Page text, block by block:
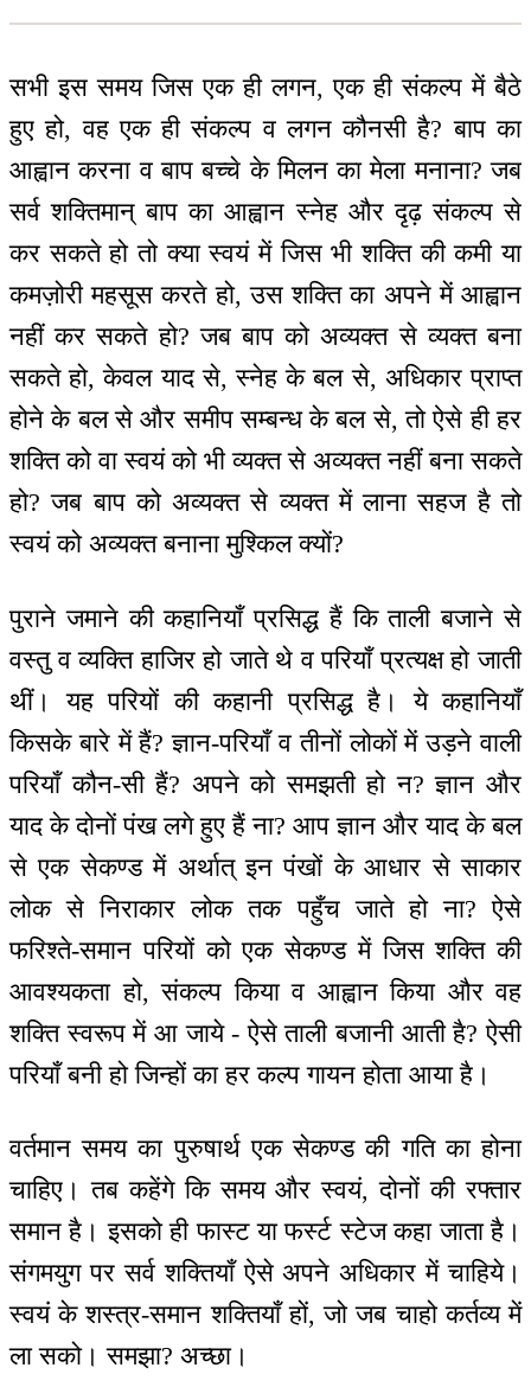
सभी इस समय जिस एक ही लगन, एक ही संकल्प में बैठे
हुए हो, वह एक ही संकल्प व लगन कौनसी है? बाप का
आह्वान करना व बाप बच्चे के मिलन का मेला मनाना? जब
सर्व शक्तिमान् बाप का आह्वान स्नेह और दृढ़ संकल्प से
कर सकते हो तो क्या स्वयं में जिस भी शक्ति की कमी या
कमज़ोरी महसूस करते हो, उस शक्ति का अपने में आह्वान
नहीं कर सकते हो? जब बाप को अव्यक्त से व्यक्त बना
सकते हो, केवल याद से, स्नेह के बल से, अधिकार प्राप्त
होने के बल से और समीप सम्बन्ध के बल से, तो ऐसे ही हर
शक्ति को वा स्वयं को भी व्यक्त से अव्यक्त नहीं बना सकते
हो? जब बाप को अव्यक्त से व्यक्त में लाना सहज है तो
स्वयं को अव्यक्त बनाना मुश्किल क्यों?
पुराने जमाने की कहानियाँ प्रसिद्ध हैं कि ताली बजाने से
वस्तु व व्यक्ति हाजिर हो जाते थे व परियाँ प्रत्यक्ष हो जाती
थीं। यह परियों की कहानी प्रसिद्ध है। ये कहानियाँ
किसके बारे में हैं? ज्ञान-परियाँ व तीनों लोकों में उड़ने वाली
परियाँ कौन-सी हैं? अपने को समझती हो न? ज्ञान और
याद के दोनों पंख लगे हुए हैं ना? आप ज्ञान और याद के बल
से एक सेकण्ड में अर्थात् इन पंखों के आधार से साकार
लोक से निराकार लोक तक पहुँच जाते हो ना? ऐसे
फरिश्ते-समान परियों को एक सेकण्ड में जिस शक्ति की
आवश्यकता हो, संकल्प किया व आह्वान किया और वह
शक्ति स्वरूप में आ जाये - ऐसे ताली बजानी आती है? ऐसी
परियाँ बनी हो जिन्हों का हर कल्प गायन होता आया है।
वर्तमान समय का पुरुषार्थ एक सेकण्ड की गति का होना
चाहिए। तब कहेंगे कि समय और स्वयं, दोनों की रफ्तार
समान है। इसको ही फास्ट या फर्स्ट स्टेज कहा जाता है।
संगमयुग पर सर्व शक्तियाँ ऐसे अपने अधिकार में चाहिये।
स्वयं के शस्त्र-समान शक्तियाँ हों, जो जब चाहो कर्तव्य में
ला सको। समझा? अच्छा।